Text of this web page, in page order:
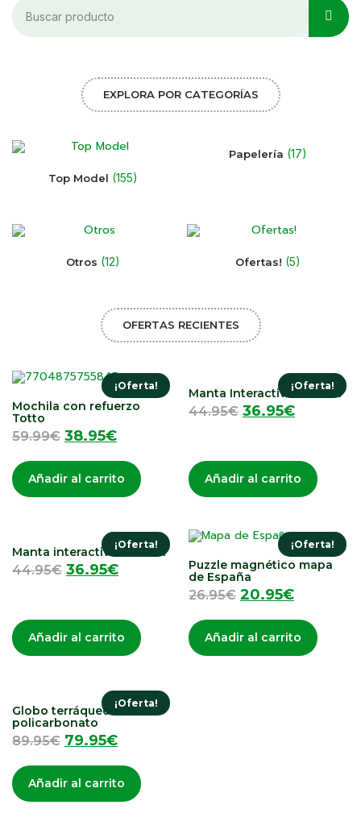
EXPLORA POR CATEGORÍAS
Top Model (155)
Papelería (17)
Otros (12) Ofertas! (5)
OFERTAS RECIENTES
¡Oferta!
Mochila con refuerzo
Totto
59.99€ 38.95€
Añadir al carrito
¡Oferta!
Manta Interactiva Musical
44.95€ 36.95€
Añadir al carrito
¡Oferta!
Manta interactiva musical
44.95€ 36.95€
Añadir al carrito
¡Oferta!
Puzzle magnético mapa
de España
26.95€ 20.95€
Añadir al carrito
¡Oferta!
Globo terráqueo
policarbonato
89.95€ 79.95€
Añadir al carrito